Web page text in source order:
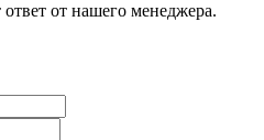
от нашего менеджера.